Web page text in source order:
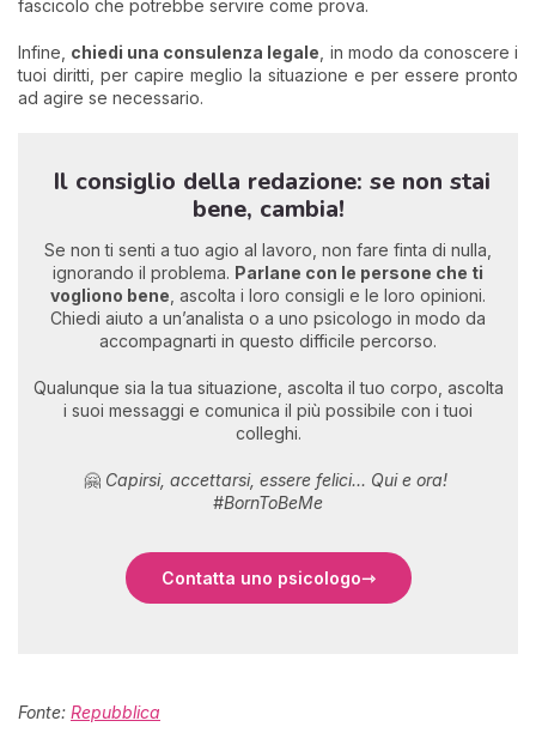
fascicolo che potrebbe servire come prova.
Infine, chiedi una consulenza legale , in modo da conoscere i
tuoi diritti, per capire meglio la situazione e per essere pronto
ad agire se necessario.
Il consiglio della redazione: se non stai
bene, cambia!
Se non ti senti a tuo agio al lavoro, non fare finta di nulla,
ignorando il problema. Parlane con le persone che ti
vogliono bene , ascolta i loro consigli e le loro opinioni.
Chiedi aiuto a un’analista o a uno psicologo in modo da
accompagnarti in questo difficile percorso.
Qualunque sia la tua situazione, ascolta il tuo corpo, ascolta
i suoi messaggi e comunica il più possibile con i tuoi
colleghi.
🤗 Capirsi, accettarsi, essere felici... Qui e ora!
#BornToBeMe
Contatta uno psicologo
Fonte: Repubblica